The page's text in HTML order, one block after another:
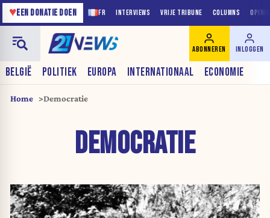
FR INTERVIEWS VRIJE TRIBUNE COLUMNS
♥EEN DONATIE DOEN
BELGIË POLITIEK EUROPA INTERNATIONAAL ECONOMIE
ABONNEREN INLOGGEN
Home Democratie
DEMOCRATIE